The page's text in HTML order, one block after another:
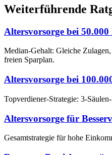
Weiterführende
Altersvorsorge bei 50.000
Median-Gehalt: Gleiche
freien Sparplan.
Altersvorsorge bei
Topverdiener-Strategie: 3-
Altersvorsorge für
Gesamtstrategie für hohe